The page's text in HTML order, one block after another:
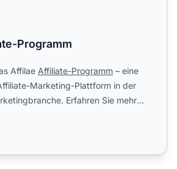
Programm
Affilae Affiliate-Programm – eine
Marketing-Plattform in der
Erfahren Sie mehr